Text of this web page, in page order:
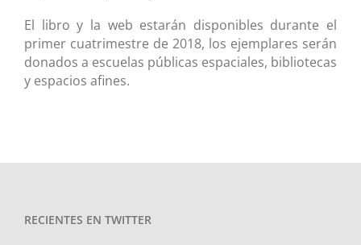
El libro y la web estarán disponibles durante el
primer cuatrimestre de 2018, los ejemplares serán
donados a escuelas públicas espaciales, bibliotecas
y espacios afines.
RECIENTES EN TWITTER